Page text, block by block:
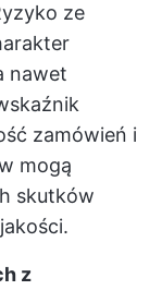
ze
nawet
zamówień i
mogą
skutków
z